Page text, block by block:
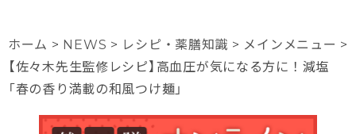
ホーム > NEWS > レシピ・薬膳知識 > メインメニュー >
【佐々木先生監修レシピ】高血圧が気になる方に！減塩
「春の香り満載の和風つけ麺」